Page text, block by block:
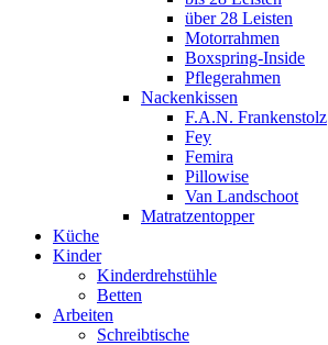
über 28 Leisten
Motorrahmen
Boxspring-Inside
Pflegerahmen
Nackenkissen
F.A.N. Frankenstolz
Fey
Femira
Pillowise
Van Landschoot
Matratzentopper
Küche
Kinder
Kinderdrehstühle
Betten
Arbeiten
Schreibtische